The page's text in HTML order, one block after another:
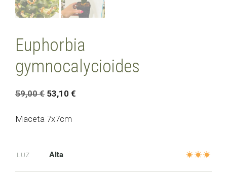
Euphorbia
gymnocalycioides
59,00€ El
original
53,10 €
Maceta 7x7cm
LUZ Alta